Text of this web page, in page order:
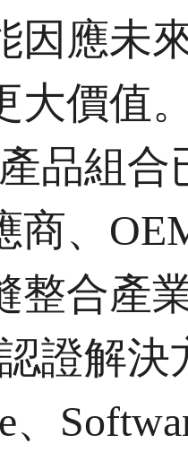
因應未
大價值
品組
商、
整合產
證解
、